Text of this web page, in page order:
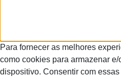
Para fornecer as melhores
como cookies para armazenar
dispositivo. Consentir com